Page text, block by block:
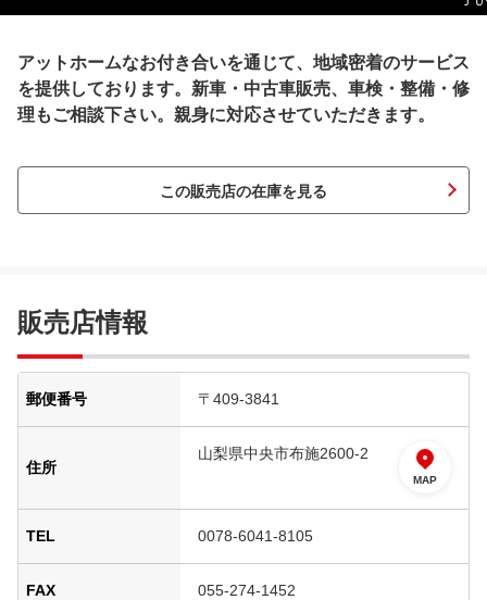
アットホームなお付き合いを通じて、地域密着のサービス
を提供しております。新車・中古車販売、車検・整備・修
理もご相談下さい。親身に対応させていただきます。
この販売店の在庫を見る
販売店情報
郵便番号 〒409-3841
住所
山梨県中央市布施2600-2
MAP
TEL 0078-6041-8105
FAX 055-274-1452